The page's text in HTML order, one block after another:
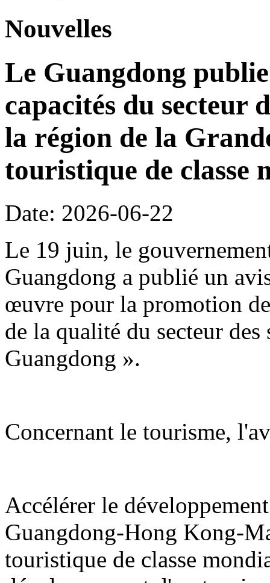
Nouvelles
Le Guangdong
capacités du secteur
la région de la
touristique de classe
Date: 2026-06-22
Le 19 juin, le
Guangdong a publié un
œuvre pour la promotion
de la qualité du secteur
Guangdong ».
Concernant le tourisme,
Accélérer le
Guangdong-Hong Kong-
touristique de classe